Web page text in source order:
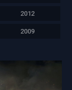
2012
2009